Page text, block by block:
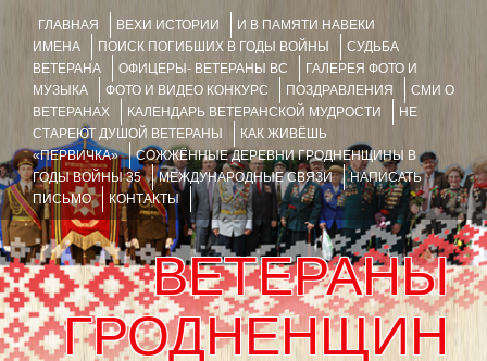
ГЛАВНАЯ ВЕХИ ИСТОРИИ
И В ПАМЯТИ НАВЕКИ
ИМЕНА
ПОИСК ПОГИБШИХ В ГОДЫ ВОЙНЫ
СУДЬБА
ВЕТЕРАНА
ОФИЦЕРЫ- ВЕТЕРАНЫ ВС
ГАЛЕРЕЯ ФОТО И
МУЗЫКА
ФОТО И ВИДЕО КОНКУРС ПОЗДРАВЛЕНИЯ
СМИ О
ВЕТЕРАНАХ
КАЛЕНДАРЬ ВЕТЕРАНСКОЙ МУДРОСТИ
НЕ
СТАРЕЮТ ДУШОЙ ВЕТЕРАНЫ
КАК ЖИВЁШЬ
«ПЕРВИЧКА»
СОЖЖЁННЫЕ ДЕРЕВНИ ГРОДНЕНЩИНЫ В
ГОДЫ ВОЙНЫ 35
МЕЖДУНАРОДНЫЕ СВЯЗИ
НАПИСАТЬ
ПИСЬМО
КОНТАКТЫ
ВЕТЕРАНЫ
ГРОДНЕНЩИН